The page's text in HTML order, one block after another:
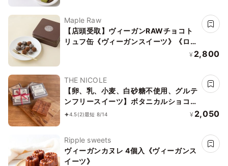
Maple Raw
【店頭受取】ヴィーガンRAWチョコト
リュフ缶《ヴィーガンスイーツ》《ロー
¥ 2,800
THE NICOLE
【卵、乳、小麦、白砂糖不使用、グルテ
ンフリースイーツ】ボタニカルショコラ
京豆腐生チョコ 《ヴィーガンスイー
4.5(2)最短 8/14 ¥ 2,050
Ripple sweets
ヴィーガンカヌレ 4個入《ヴィーガンス
イーツ》